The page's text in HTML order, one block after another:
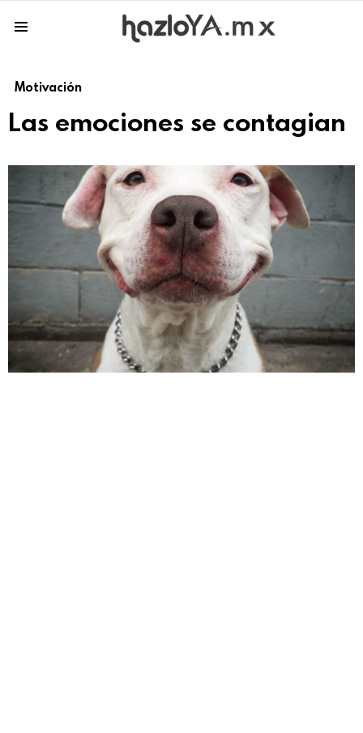
Motivación
Las emociones se contagian